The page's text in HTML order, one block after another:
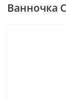
Ванночка